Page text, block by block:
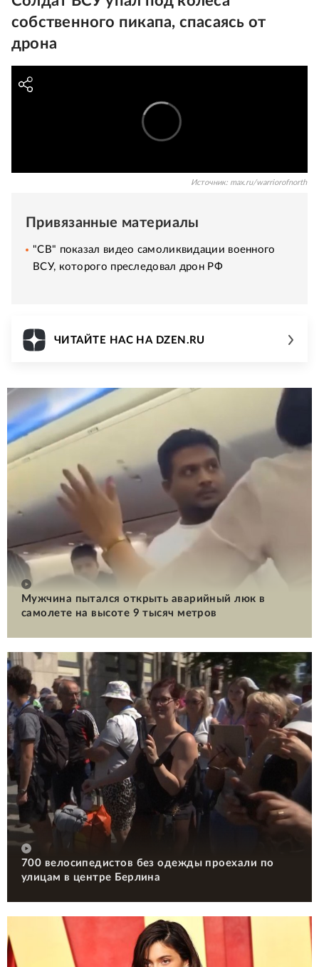
собственного пикапа, спасаясь от
дрона
Источник: max.ru/warriorofnorth
Привязанные материалы
"СВ" показал видео самоликвидации военного
ВСУ, которого преследовал дрон РФ
ЧИТАЙТЕ НАС НА DZEN.RU
Мужчина пытался открыть аварийный люк в
самолете на высоте 9 тысяч метров
700 велосипедистов без одежды проехали по
улицам в центре Берлина